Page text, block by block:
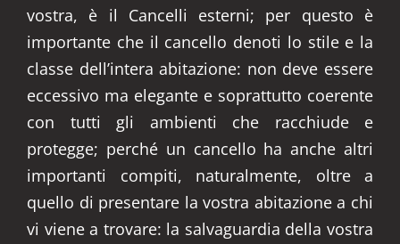
vostra, è il Cancelli esterni; per questo è
importante che il cancello denoti lo stile e la
classe dell’intera abitazione: non deve essere
eccessivo ma elegante e soprattutto coerente
con tutti gli ambienti che racchiude e
protegge; perché un cancello ha anche altri
importanti compiti, naturalmente, oltre a
quello di presentare la vostra abitazione a chi
vi viene a trovare: la salvaguardia della vostra